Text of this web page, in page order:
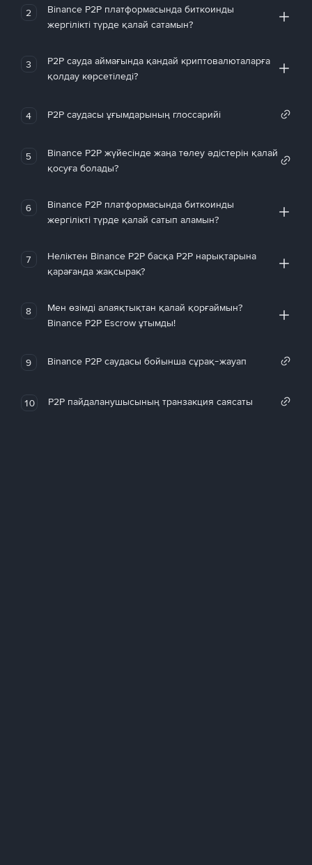
2
Binance P2P платформасында биткоинды
жергілікті түрде қалай сатамын?
3
P2P сауда аймағында қандай криптовалюталарға
қолдау көрсетіледі?
4 P2P саудасы ұғымдарының глоссарийі
5
Binance P2P жүйесінде жаңа төлеу әдістерін қалай
қосуға болады?
6
Binance P2P платформасында биткоинды
жергілікті түрде қалай сатып аламын?
7
Неліктен Binance P2P басқа P2P нарықтарына
қарағанда жақсырақ?
8
Мен өзімді алаяқтықтан қалай қорғаймын?
Binance P2P Escrow ұтымды!
9 Binance P2P саудасы бойынша сұрақ-жауап
10 P2P пайдаланушысының транзакция саясаты